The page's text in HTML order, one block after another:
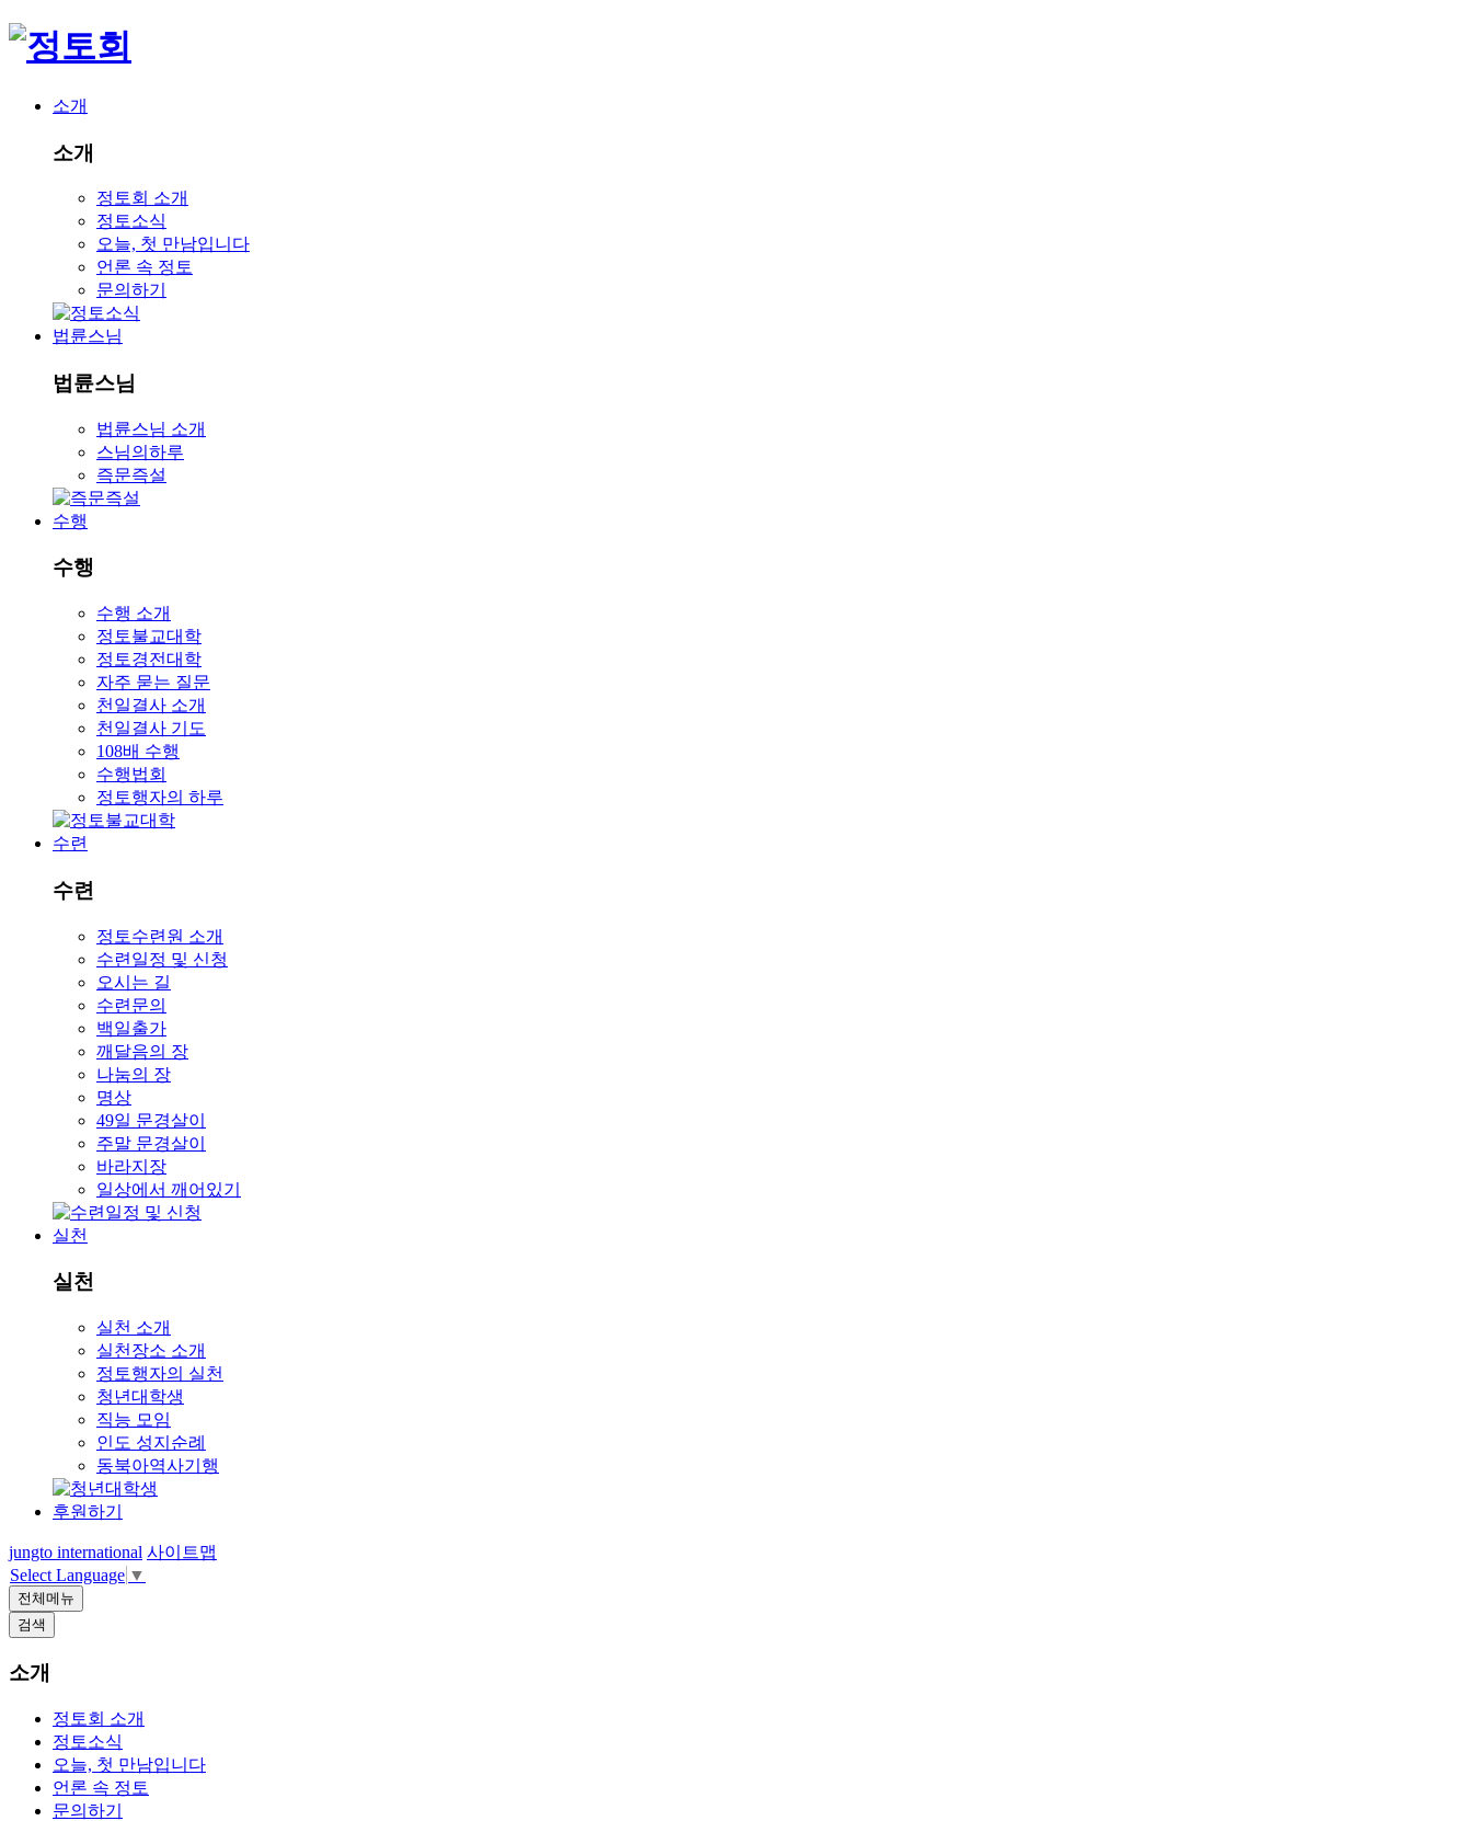
소개
소개
정토회 소개
정토소식
오늘, 첫 만남입니다
언론 속 정토
문의하기
법륜스님
법륜스님
법륜스님 소개
스님의하루
즉문즉설
수행
수행
수행 소개
정토불교대학
정토경전대학
자주 묻는 질문
천일결사 소개
천일결사 기도
108배 수행
수행법회
정토행자의 하루
수련
수련
정토수련원 소개
수련일정 및 신청
오시는 길
수련문의
백일출가
깨달음의 장
나눔의 장
명상
49일 문경살이
주말 문경살이
바라지장
일상에서 깨어있기
실천
실천
실천 소개
실천장소 소개
정토행자의 실천
청년대학생
직능 모임
인도 성지순례
동북아역사기행
후원하기
jungto international 사이트맵
Select Language ▼
전체메뉴
검색
소개
정토회 소개
정토소식
오늘, 첫 만남입니다
언론 속 정토
문의하기